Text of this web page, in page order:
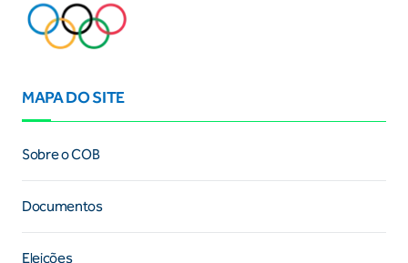
MAPA DO SITE
Sobre o COB
Documentos
Eleições